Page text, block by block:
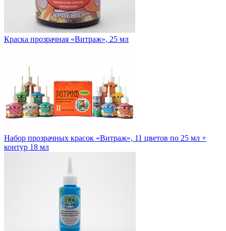
Краска прозрачная «Витраж», 25 мл
Набор прозрачных красок «Витраж», 11 цветов по 25 мл +
контур 18 мл